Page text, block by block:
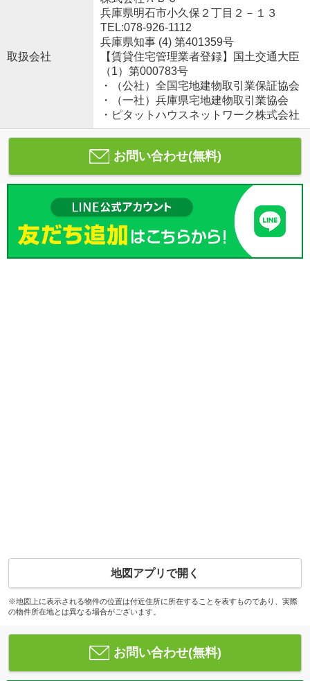
取扱会社
兵庫県明石市小久保２丁目２－１３
TEL:078-926-1112
兵庫県知事 (4) 第401359号
【賃貸住宅管理業者登録】国土交通大臣
（1）第000783号
・（公社）全国宅地建物取引業保証協会
・（一社）兵庫県宅地建物取引業協会
・ピタットハウスネットワーク株式会社
お問い合わせ(無料)
地図アプリで開く
※地図上に表示される物件の位置は付近住所に所在することを表すものであり、実際
の物件所在地とは異なる場合がございます。
お問い合わせ(無料)